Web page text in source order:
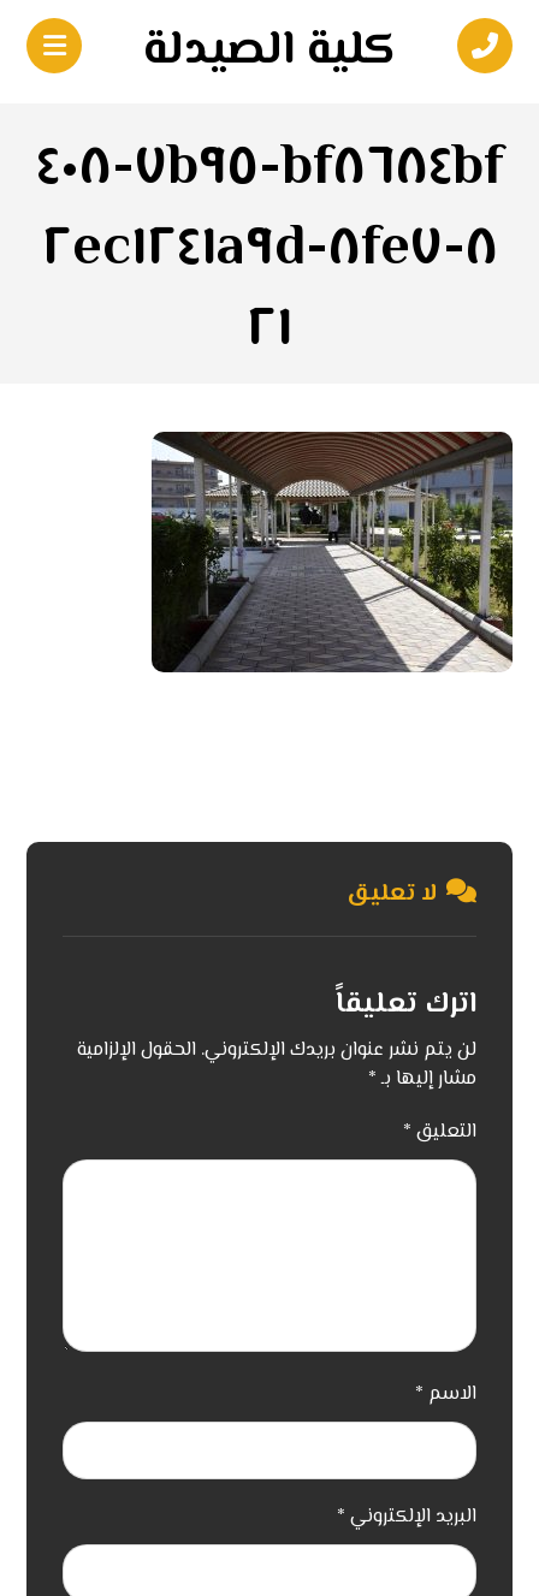
كلية الصيدلة
bf٨٦٨٤bf-٧b٩٥-٤٠٨
٨-٨fe٧-٢ec١٢٤١a٩d
٢١
لا تعليق
اترك تعليقاً
لن يتم نشر عنوان بريدك الإلكتروني. الحقول الإلزامية
مشار إليها بـ*
التعليق *
الاسم *
البريد الإلكتروني *